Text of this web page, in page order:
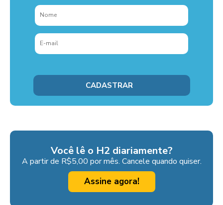
Você lê o H2 diariamente?
A partir de R$5,00 por mês. Cancele quando quiser.
Assine agora!